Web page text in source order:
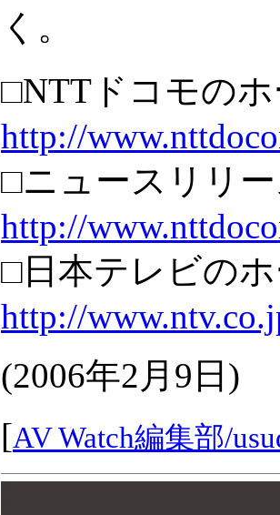
く。
□NTTドコモの
http://
□ニュースリリ
http://
□日本テレビの
http://
(2006年2月9日 )
[AV Watch編集部/